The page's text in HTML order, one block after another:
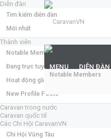
Diễn đàn
Tìm kiếm diễn đàn
Mới nhất
Thành viên
Notable Members
Đang trực tuyến
Hoạt động gần đây
New Profile Posts
Caravan trong nước
Caravan quốc tế
Các Chi Hội CaravanVN
Chi Hội Vũng Tàu
MENU DIỄN ĐÀN
Notable Members